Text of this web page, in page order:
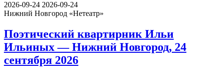
2026-09-24 2026-09-24
Нижний Новгород «Нетеатр»
Поэтический квартирник Ильи
Ильиных — Нижний Новгород, 24
сентября 2026